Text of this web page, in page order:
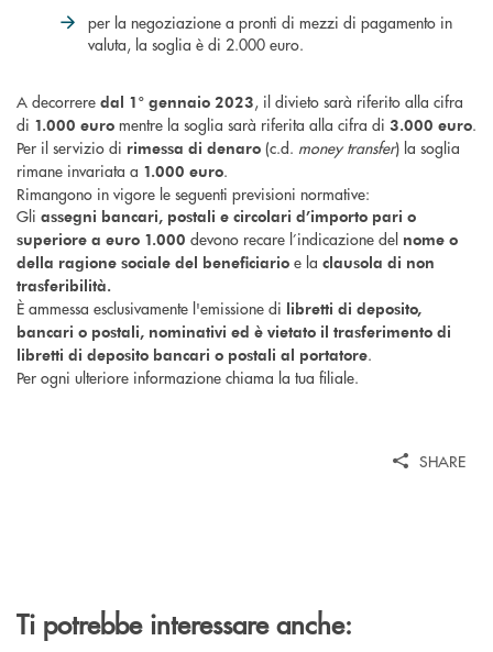
per la negoziazione a pronti di mezzi di pagamento in
valuta, la soglia è di 2.000 euro.
A decorrere dal 1° gennaio 2023, il divieto sarà riferito alla cifra
di 1.000 euro mentre la soglia sarà riferita alla cifra di 3.000 euro.
Per il servizio di rimessa di denaro (c.d. money transfer) la soglia
rimane invariata a 1.000 euro.
Rimangono in vigore le seguenti previsioni normative:
Gli assegni bancari, postali e circolari d’importo pari o
superiore a euro 1.000 devono recare l’indicazione del nome o
della ragione sociale del beneficiario e la clausola di non
trasferibilità.
È ammessa esclusivamente l'emissione di libretti di deposito,
bancari o postali, nominativi ed è vietato il trasferimento di
libretti di deposito bancari o postali al portatore.
Per ogni ulteriore informazione chiama la tua filiale.
SHARE
Ti potrebbe interessare anche: